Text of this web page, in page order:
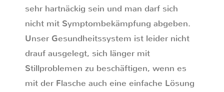
sehr hartnäckig sein und man darf sich
nicht mit Symptombekämpfung abgeben.
Unser Gesundheitssystem ist leider nicht
drauf ausgelegt, sich länger mit
Stillproblemen zu beschäftigen, wenn es
mit der Flasche auch eine einfache Lösung